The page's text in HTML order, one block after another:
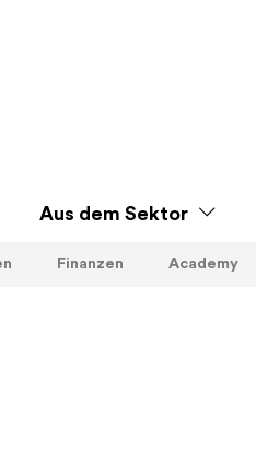
Finanzen Academy
Aus dem Sektor